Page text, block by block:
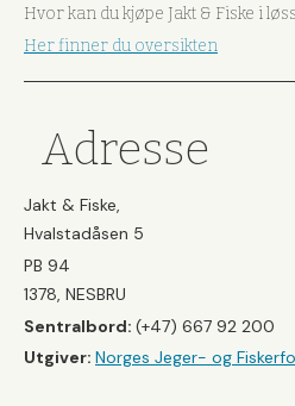
Hvor kan du kjøpe Jakt & Fiske i
Her finner du oversikten
Adresse
Jakt & Fiske,
Hvalstadåsen 5
PB 94
1378, NESBRU
Sentralbord: (+47) 667 92 200
Utgiver: Norges Jeger- og